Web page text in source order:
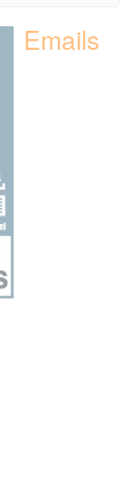
Emails